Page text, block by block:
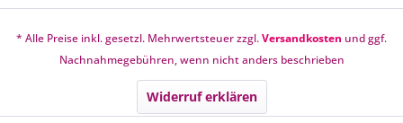
* Alle Preise inkl. gesetzl. Mehrwertsteuer zzgl.Versandkosten und ggf.
Nachnahmegebühren, wenn nicht anders beschrieben
Widerruf erklären